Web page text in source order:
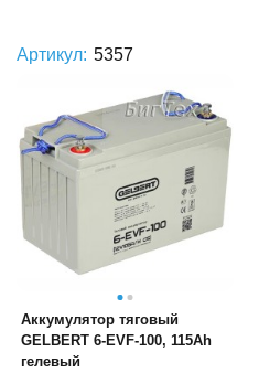
Артикул: 5357
Аккумулятор тяговый
GELBERT 6-EVF-100, 115Ah
гелевый